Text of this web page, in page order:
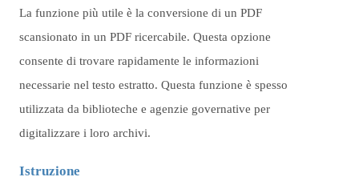
La funzione più utile è la conversione di un PDF
scansionato in un PDF ricercabile. Questa opzione
consente di trovare rapidamente le informazioni
necessarie nel testo estratto. Questa funzione è spesso
utilizzata da biblioteche e agenzie governative per
digitalizzare i loro archivi.
Istruzione